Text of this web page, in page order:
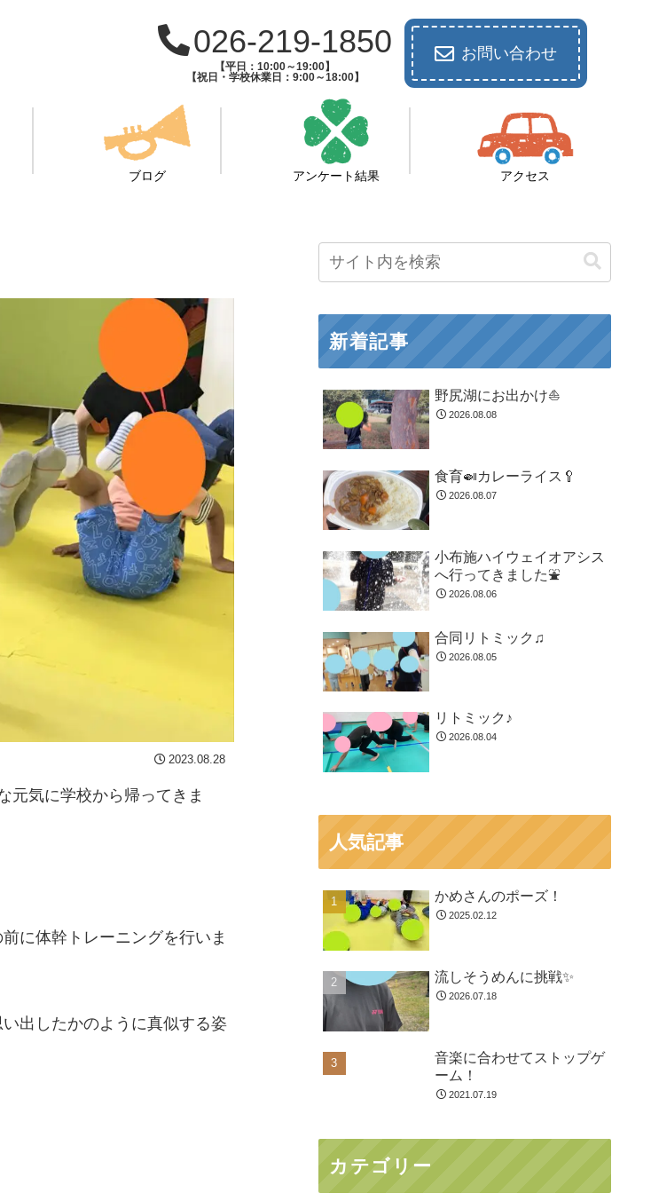
026-219-1850
【平日：10:00～19:00】
【祝日・学校休業日：9:00～18:00】
お問い合わせ
ブログ アンケート結果 アクセス
2023.08.28
元気に学校から帰ってきま
に体幹トレーニングを行いま
出したかのように真似する姿
新着記事
野尻湖にお出かけ⛵
2026.08.08
食育🍛カレーライス🥄
2026.08.07
小布施ハイウェイオアシス
へ行ってきました⛲
2026.08.06
合同リトミック♫
2026.08.05
リトミック♪
2026.08.04
人気記事
かめさんのポーズ！
2025.02.12
流しそうめんに挑戦✨
2026.07.18
音楽に合わせてストップゲ
ーム！
2021.07.19
カテゴリー